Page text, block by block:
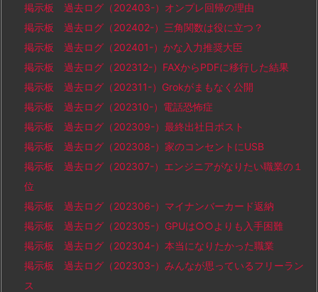
掲示板 過去ログ（202403-）オンプレ回帰の理由
掲示板 過去ログ（202402-）三角関数は役に立つ？
掲示板 過去ログ（202401-）かな入力推奨大臣
掲示板 過去ログ（202312-）FAXからPDFに移行した結果
掲示板 過去ログ（202311-）Grokがまもなく公開
掲示板 過去ログ（202310-）電話恐怖症
掲示板 過去ログ（202309-）最終出社日ポスト
掲示板 過去ログ（202308-）家のコンセントにUSB
掲示板 過去ログ（202307-）エンジニアがなりたい職業の１
位
掲示板 過去ログ（202306-）マイナンバーカード返納
掲示板 過去ログ（202305-）GPUは○○よりも入手困難
掲示板 過去ログ（202304-）本当になりたかった職業
掲示板 過去ログ（202303-）みんなが思っているフリーラン
ス